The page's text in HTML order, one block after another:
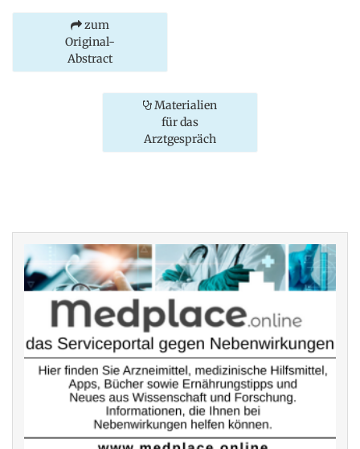
zum
Original-
Abstract
Materialien
für das
Arztgespräch